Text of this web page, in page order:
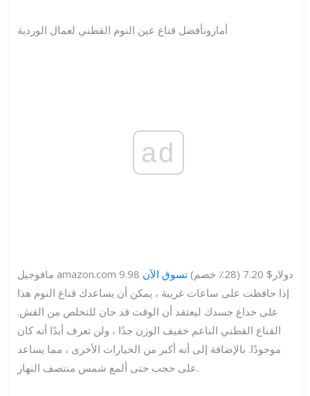
أمازونأفضل قناع عين النوم القطني لعمال الوردية
ad
مافوجيل amazon.com 9.98 دولار $ 7.20 (28٪ خصم)
تسوق الآن
إذا حافظت على ساعات غريبة ، يمكن أن يساعدك قناع النوم هذا
على خداع جسدك ليعتقد أن الوقت قد حان للتخلص من القش.
القناع القطني الناعم خفيف الوزن جدًا ، ولن تعرف أبدًا أنه كان
موجودًا. بالإضافة إلى أنه أكبر من الخيارات الأخرى ، مما يساعد
على حجب حتى ألمع شمس منتصف النهار.